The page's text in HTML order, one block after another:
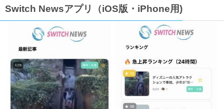
Switch Newsアプリ（iOS版・iPhone用)